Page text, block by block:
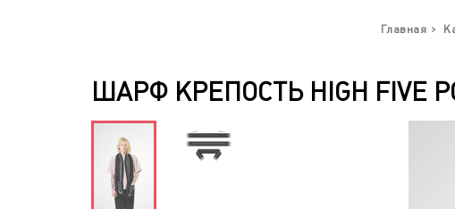
Главная
ШАРФ КРЕПОСТЬ HIGH FIVE